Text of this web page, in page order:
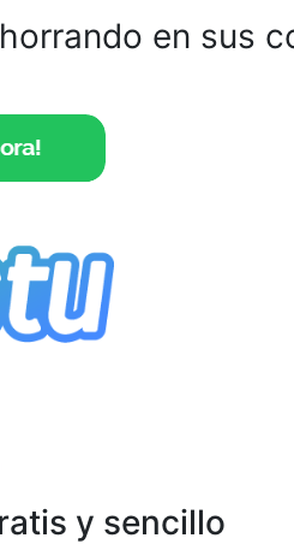
en sus
y sencillo